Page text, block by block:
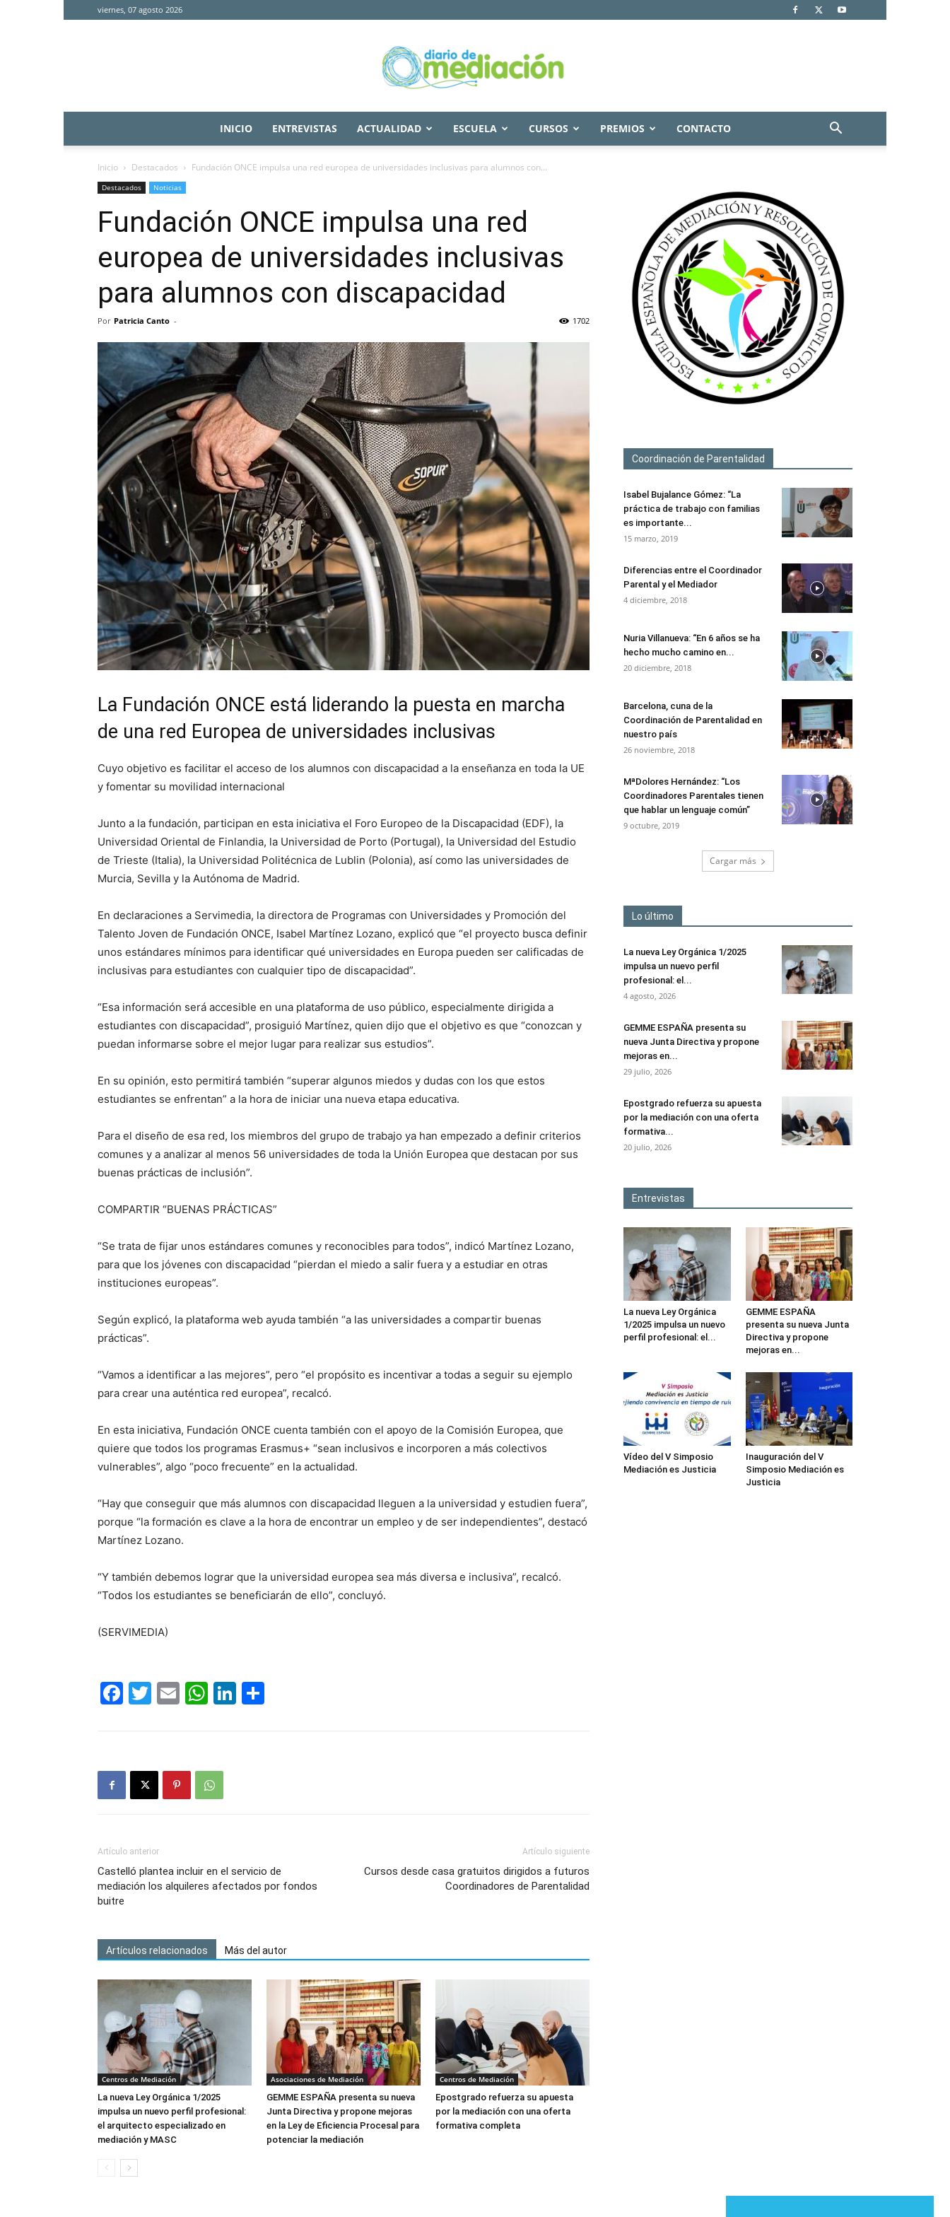
viernes, 07 agosto 2026
Diario
de
INICIO ENTREVISTAS ACTUALIDAD ESCUELA CURSOS PREMIOS CONTACTO
Inicio Destacados Fundación ONCE impulsa una red europea de universidades inclusivas para alumnos con...
Destacados Noticias
Fundación ONCE impulsa una red
europea de universidades inclusivas
para alumnos con discapacidad
Por Patricia Canto - 1702
La Fundación ONCE está liderando la puesta en marcha
de una red Europea de universidades inclusivas
Cuyo objetivo es facilitar el acceso de los alumnos con discapacidad a la enseñanza en toda la UE
y fomentar su movilidad internacional
Junto a la fundación, participan en esta iniciativa el Foro Europeo de la Discapacidad (EDF), la
Universidad Oriental de Finlandia, la Universidad de Porto (Portugal), la Universidad del Estudio
de Trieste (Italia), la Universidad Politécnica de Lublin (Polonia), así como las universidades de
Murcia, Sevilla y la Autónoma de Madrid.
En declaraciones a Servimedia, la directora de Programas con Universidades y Promoción del
Talento Joven de Fundación ONCE, Isabel Martínez Lozano, explicó que “el proyecto busca definir
unos estándares mínimos para identificar qué universidades en Europa pueden ser calificadas de
inclusivas para estudiantes con cualquier tipo de discapacidad”.
“Esa información será accesible en una plataforma de uso público, especialmente dirigida a
estudiantes con discapacidad”, prosiguió Martínez, quien dijo que el objetivo es que “conozcan y
puedan informarse sobre el mejor lugar para realizar sus estudios”.
En su opinión, esto permitirá también “superar algunos miedos y dudas con los que estos
estudiantes se enfrentan” a la hora de iniciar una nueva etapa educativa.
Para el diseño de esa red, los miembros del grupo de trabajo ya han empezado a definir criterios
comunes y a analizar al menos 56 universidades de toda la Unión Europea que destacan por sus
buenas prácticas de inclusión”.
COMPARTIR “BUENAS PRÁCTICAS”
“Se trata de fijar unos estándares comunes y reconocibles para todos”, indicó Martínez Lozano,
para que los jóvenes con discapacidad “pierdan el miedo a salir fuera y a estudiar en otras
instituciones europeas”.
Según explicó, la plataforma web ayuda también “a las universidades a compartir buenas
prácticas”.
“Vamos a identificar a las mejores”, pero “el propósito es incentivar a todas a seguir su ejemplo
para crear una auténtica red europea”, recalcó.
En esta iniciativa, Fundación ONCE cuenta también con el apoyo de la Comisión Europea, que
quiere que todos los programas Erasmus+ “sean inclusivos e incorporen a más colectivos
vulnerables”, algo “poco frecuente” en la actualidad.
“Hay que conseguir que más alumnos con discapacidad lleguen a la universidad y estudien fuera”,
porque “la formación es clave a la hora de encontrar un empleo y de ser independientes”, destacó
Martínez Lozano.
“Y también debemos lograr que la universidad europea sea más diversa e inclusiva”, recalcó.
“Todos los estudiantes se beneficiarán de ello”, concluyó.
(SERVIMEDIA)
Facebook
Twitter
EmailWhatsApp
LinkedIn
Artículo anterior
Castelló plantea incluir en el servicio de
mediación los alquileres afectados por fondos
buitre
Artículo siguiente
Cursos desde casa gratuitos dirigidos a futuros
Coordinadores de Parentalidad
Artículos relacionados Más del autor
Centros de Mediación
La nueva Ley Orgánica 1/2025
impulsa un nuevo perfil profesional:
el arquitecto especializado en
mediación y MASC
Asociaciones de Mediación
GEMME ESPAÑA presenta su nueva
Junta Directiva y propone mejoras
en la Ley de Eficiencia Procesal para
potenciar la mediación
Centros de Mediación
Epostgrado refuerza su apuesta
por la mediación con una oferta
formativa completa
Coordinación de Parentalidad
Isabel Bujalance Gómez: “La
práctica de trabajo con familias
es importante...
15 marzo, 2019
Diferencias entre el Coordinador
Parental y el Mediador
4 diciembre, 2018
Nuria Villanueva: “En 6 años se ha
hecho mucho camino en...
20 diciembre, 2018
Barcelona, cuna de la
Coordinación de Parentalidad en
nuestro país
26 noviembre, 2018
MªDolores Hernández: “Los
Coordinadores Parentales tienen
que hablar un lenguaje común”
9 octubre, 2019
Cargar más
Lo último
La nueva Ley Orgánica 1/2025
impulsa un nuevo perfil
profesional: el...
4 agosto, 2026
GEMME ESPAÑA presenta su
nueva Junta Directiva y propone
mejoras en...
29 julio, 2026
Epostgrado refuerza su apuesta
por la mediación con una oferta
formativa...
20 julio, 2026
Entrevistas
La nueva Ley Orgánica
1/2025 impulsa un nuevo
perfil profesional: el...
GEMME ESPAÑA
presenta su nueva Junta
Directiva y propone
mejoras en...
Vídeo del V Simposio
Mediación es Justicia
Inauguración del V
Simposio Mediación es
Justicia